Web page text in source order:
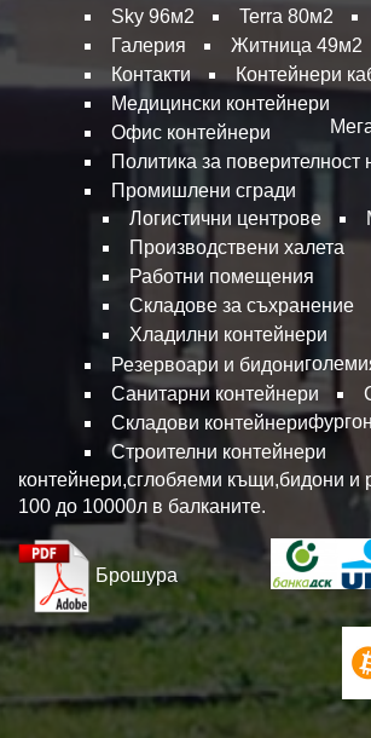
Sky 96м2
Terra 80м2
Галерия
Житница 49м2
Контакти
Контейнери
Медицински контейнери
Офис контейнери
Политика за поверителност
Промишлени сгради
Логистични центрове
Производствени халета
Работни помещения
Складове за съхранение
Хладилни контейнери
Резервоари и бидони
Санитарни контейнери
Складови контейнери
Строителни контейнери
контейнери,сглобяеми къщи,бидони и
100 до 10000л в балканите.
Брошура